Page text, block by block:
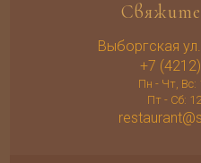
Выборгская
+7
Пн - Чт, Вс:
Пт - Сб: